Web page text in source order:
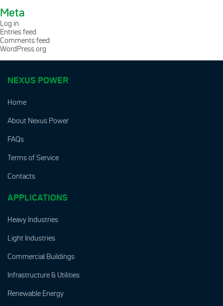
Meta
Log in
Entries feed
Comments feed
WordPress.org
NEXUS POWER
Home
About Nexus Power
FAQs
Terms of Service
Contacts
APPLICATIONS
Heavy Industries
Light Industries
Commercial Buildings
Infrastructure & Utilities
Renewable Energy